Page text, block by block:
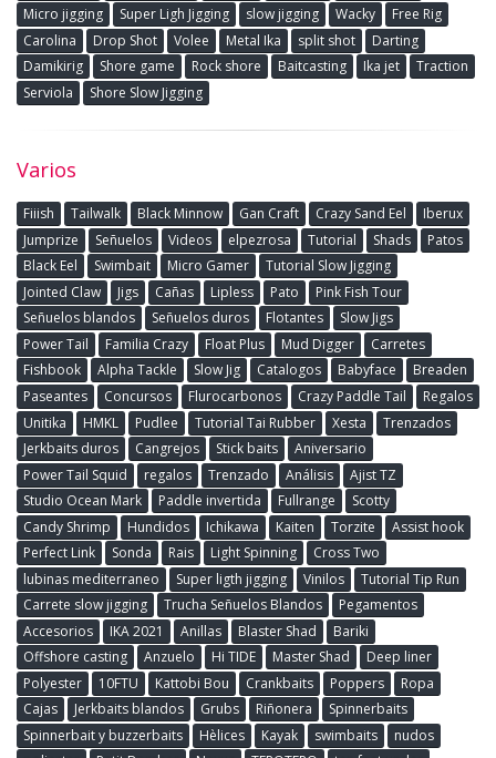
Micro jigging
Super Ligh Jigging slow jigging Wacky
Free Rig
Carolina
Drop Shot Volee Metal Ika split shot
Darting
Damikirig
Shore game Rock shore Baitcasting Ika jet
Traction
Serviola
Shore Slow Jigging
Varios
Fiiish Tailwalk Black Minnow Gan Craft Crazy Sand Eel
Iberux
Jumprize
Señuelos Videos elpezrosa Tutorial Shads
Patos
Black Eel
Swimbait Micro Gamer
Tutorial Slow Jigging
Jointed Claw
Jigs Cañas Lipless Pato
Pink Fish Tour
Señuelos blandos
Señuelos duros Flotantes
Slow Jigs
Power Tail
Familia Crazy Float Plus Mud Digger
Carretes
Fishbook
Alpha Tackle Slow Jig Catalogos Babyface
Breaden
Paseantes
Concursos Flurocarbonos Crazy Paddle Tail
Regalos
Unitika
HMKL Pudlee Tutorial Tai Rubber Xesta
Trenzados
Jerkbaits duros
Cangrejos Stick baits
Aniversario
Power Tail Squid
regalos Trenzado Análisis
Ajist TZ
Studio Ocean Mark
Paddle invertida Fullrange
Scotty
Candy Shrimp
Hundidos Ichikawa Kaiten Torzite
Assist hook
Perfect Link
Sonda Rais Light Spinning
Cross Two
lubinas mediterraneo
Super ligth jigging Vinilos
Tutorial Tip Run
Carrete slow jigging
Trucha Señuelos Blandos
Pegamentos
Accesorios
IKA 2021 Anillas Blaster Shad
Bariki
Offshore casting
Anzuelo Hi TIDE Master Shad
Deep liner
Polyester
10FTU Kattobi Bou Crankbaits Poppers
Ropa
Cajas
Jerkbaits blandos Grubs Riñonera
Spinnerbaits
Spinnerbait y buzzerbaits
Hèlices Kayak swimbaits
nudos